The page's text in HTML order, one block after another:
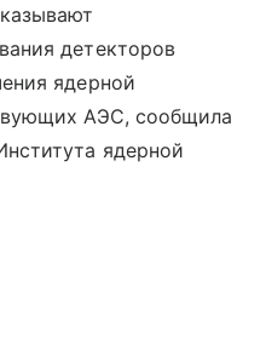
детекторов
ядерной
АЭС, сообщила
ядерной